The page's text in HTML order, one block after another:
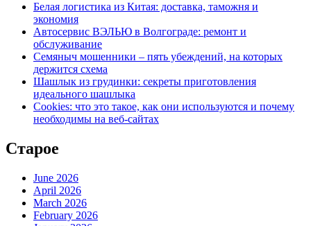
Белая логистика из Китая: доставка, таможня и
экономия
Автосервис ВЭЛЬЮ в Волгограде: ремонт и
обслуживание
Семяныч мошенники – пять убеждений, на которых
держится схема
Шашлык из грудинки: секреты приготовления
идеального шашлыка
Cookies: что это такое, как они используются и почему
необходимы на веб-сайтах
Старое
June 2026
April 2026
March 2026
February 2026